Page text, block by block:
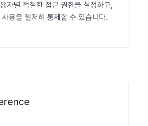
자별 적절한 접근 권한을 설정하고,
사용을 철저히 통제할 수 있습니다.